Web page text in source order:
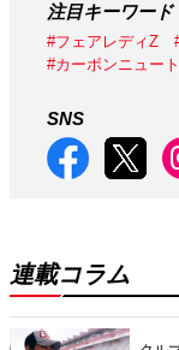
注目キーワード
#フェアレディZ
#カーボンニュー
SNS
連載コラム